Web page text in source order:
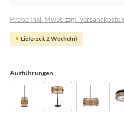
Preise inkl. MwSt. zzgl. Versandkosten
Lieferzeit 2 Woche(n)
Ausführungen